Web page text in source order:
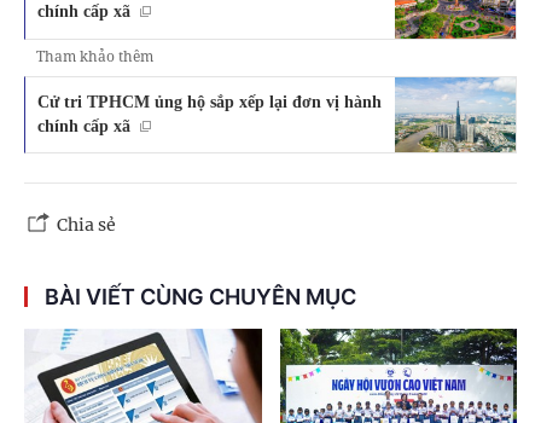
chính cấp xã
Tham khảo thêm
Cử tri TPHCM ủng hộ sắp xếp lại đơn vị hành
chính cấp xã
Chia sẻ
BÀI VIẾT CÙNG CHUYÊN MỤC